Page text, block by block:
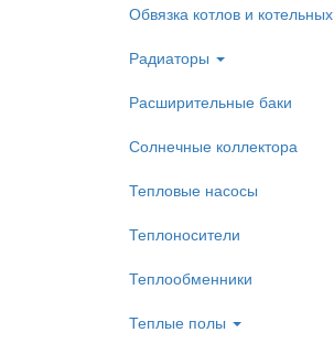
Обвязка котлов и котельных
Радиаторы
Расширительные баки
Солнечные коллектора
Тепловые насосы
Теплоносители
Теплообменники
Теплые полы